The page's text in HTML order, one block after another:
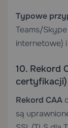
Typowe
Teams/
internetowe)
10. Rekord
certyfikacji)
Rekord CAA
są